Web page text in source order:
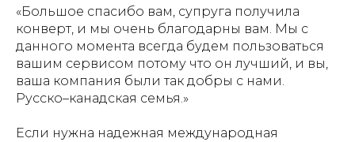
«Большое спасибо вам, супруга получила
конверт, и мы очень благодарны вам. Мы с
данного момента всегда будем пользоваться
вашим сервисом потому что он лучший, и вы,
ваша компания были так добры с нами.
Русско–канадская семья.»
Если нужна надежная международная